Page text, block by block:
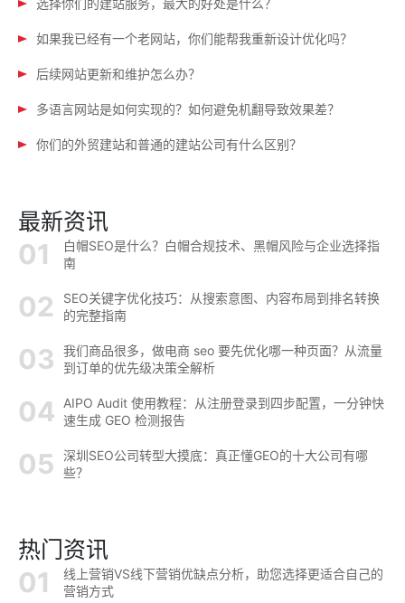
选择你们的建站服务，最大的好处是什么？
如果我已经有一个老网站，你们能帮我重新设计优化吗？
后续网站更新和维护怎么办？
多语言网站是如何实现的？如何避免机翻导致效果差？
你们的外贸建站和普通的建站公司有什么区别？
最新资讯
白帽SEO是什么？白帽合规技术、黑帽风险与企业选择指
南
SEO关键字优化技巧：从搜索意图、内容布局到排名转换
的完整指南
我们商品很多，做电商 seo 要先优化哪一种页面？从流量
到订单的优先级决策全解析
AIPO Audit 使用教程：从注册登录到四步配置，一分钟快
速生成 GEO 检测报告
深圳SEO公司转型大摸底：真正懂GEO的十大公司有哪
些？
热门资讯
线上营销VS线下营销优缺点分析，助您选择更适合自己的
营销方式